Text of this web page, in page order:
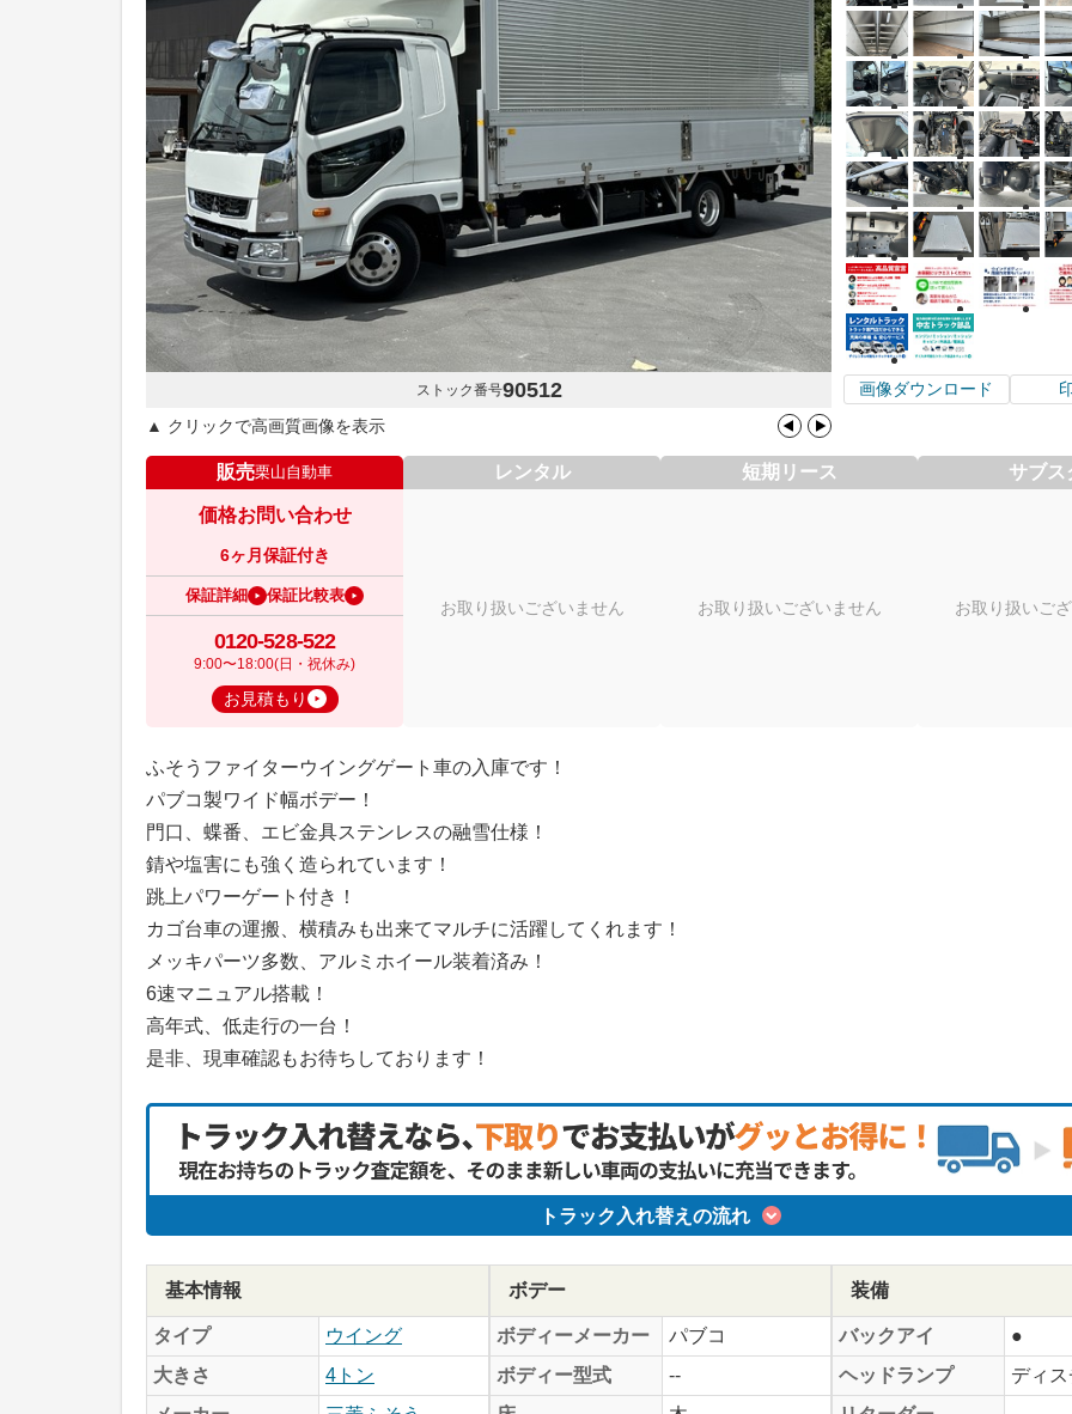
ストック番号90512
▲ クリックで高画質画像を表示
画像ダウンロード
販売栗山自動車
価格お問い合わせ
6ヶ月保証付き
保証詳細 保証比較表
0120-528-522
9:00〜18:00(日・祝休み)
お見積もり
レンタル
お取り扱いございません
短期リース
お取り扱いございません
サブス
お取り扱いご
ふそうファイターウイングゲート車の入庫です！
パブコ製ワイド幅ボデー！
門口、蝶番、エビ金具ステンレスの融雪仕様！
錆や塩害にも強く造られています！
跳上パワーゲート付き！
カゴ台車の運搬、横積みも出来てマルチに活躍してくれます！
メッキパーツ多数、アルミホイール装着済み！
6速マニュアル搭載！
高年式、低走行の一台！
是非、現車確認もお待ちしております！
トラック入れ替えの流れ
基本情報
タイプ
ウイング
大きさ
4トン
ボデー
ボディーメーカー
パブコ
ボディー型式
--
装備
バックアイ
●
ヘッドランプ
ディ